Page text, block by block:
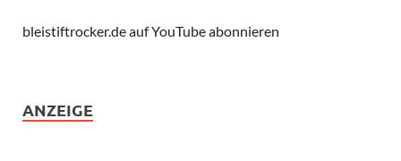
bleistiftrocker.de auf YouTube abonnieren
ANZEIGE